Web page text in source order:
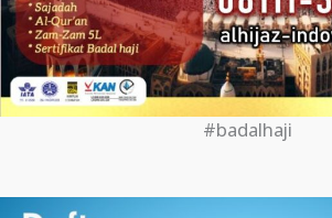
#badalhaji